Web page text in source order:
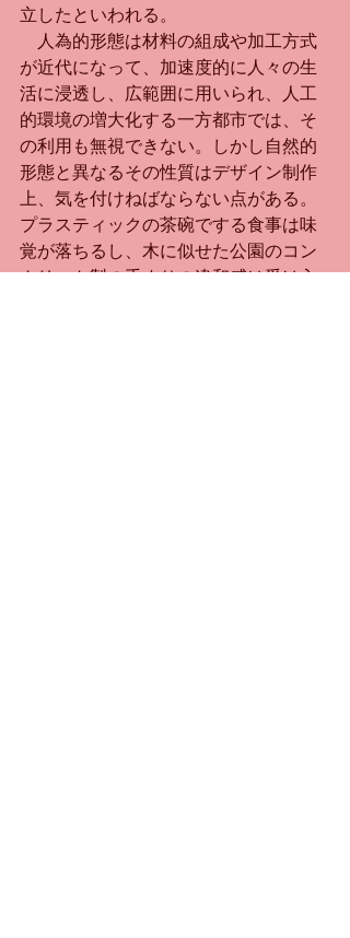
立したといわれる。
人為的形態は材料の組成や加工方式
が近代になって、加速度的に人々の生
活に浸透し、広範囲に用いられ、人工
的環境の増大化する一方都市では、そ
の利用も無視できない。しかし自然的
形態と異なるその性質はデザイン制作
上、気を付けねばならない点がある。
プラスティックの茶碗でする食事は味
覚が落ちるし、木に似せた公園のコン
クリート製の手すりの違和感は受け入